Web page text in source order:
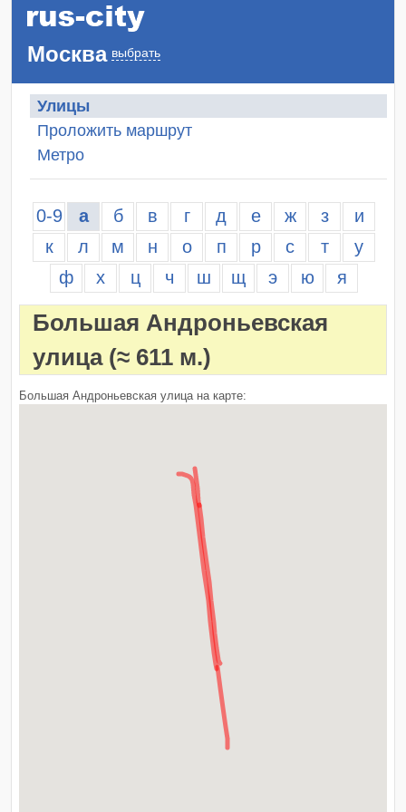
Москва выбрать
Улицы
Проложить маршрут
Метро
0-9 а б в г д е ж з
и
к
л м н о п р с т
у
ф
х ц ч ш щ э ю я
Большая Андроньевская
улица (≈ 611 м.)
Большая Андроньевская улица на карте: